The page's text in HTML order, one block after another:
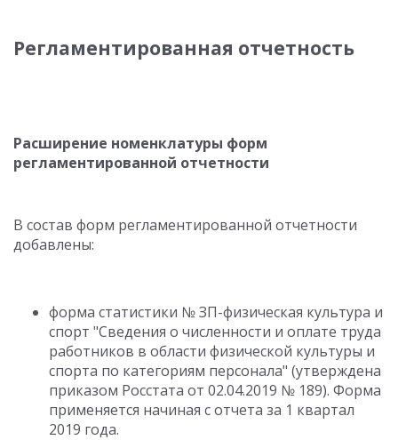
Регламентированная отчетность
Расширение номенклатуры форм
регламентированной отчетности
В состав форм регламентированной отчетности
добавлены:
форма статистики № ЗП-физическая культура и
спорт "Сведения о численности и оплате труда
работников в области физической культуры и
спорта по категориям персонала" (утверждена
приказом Росстата от 02.04.2019 № 189). Форма
применяется начиная с отчета за 1 квартал
2019 года.